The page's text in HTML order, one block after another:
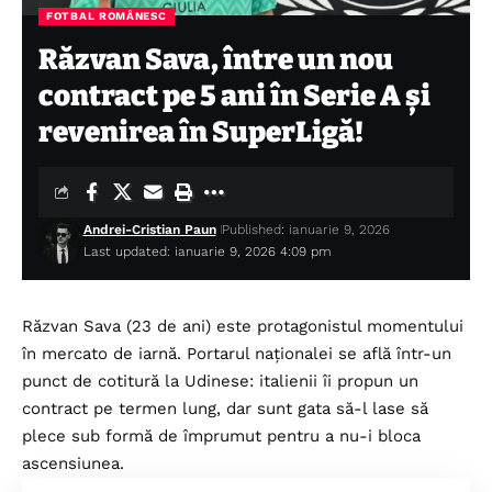
FOTBAL ROMÂNESC
Răzvan Sava, între un nou
contract pe 5 ani în Serie A și
revenirea în SuperLigă!
Last updated: ianuarie 9, 2026 4:09 pm
Andrei-Cristian Paun Published: ianuarie 9, 2026
Răzvan Sava (23 de ani) este protagonistul momentului
în mercato de iarnă. Portarul naționalei se află într-un
punct de cotitură la Udinese: italienii îi propun un
contract pe termen lung, dar sunt gata să-l lase să
plece sub formă de împrumut pentru a nu-i bloca
ascensiunea.